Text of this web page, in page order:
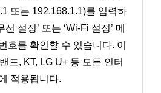
또는 192.168.1.1)를 입력하
선 설정’ 또는 ‘Wi-Fi 설정’ 메
호를 확인할 수 있습니다. 이
드, KT, LG U+ 등 모든 인터
적용됩니다.